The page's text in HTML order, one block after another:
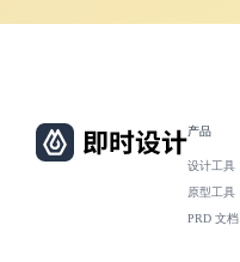
产品
设计工具
原型工具
PRD 文档